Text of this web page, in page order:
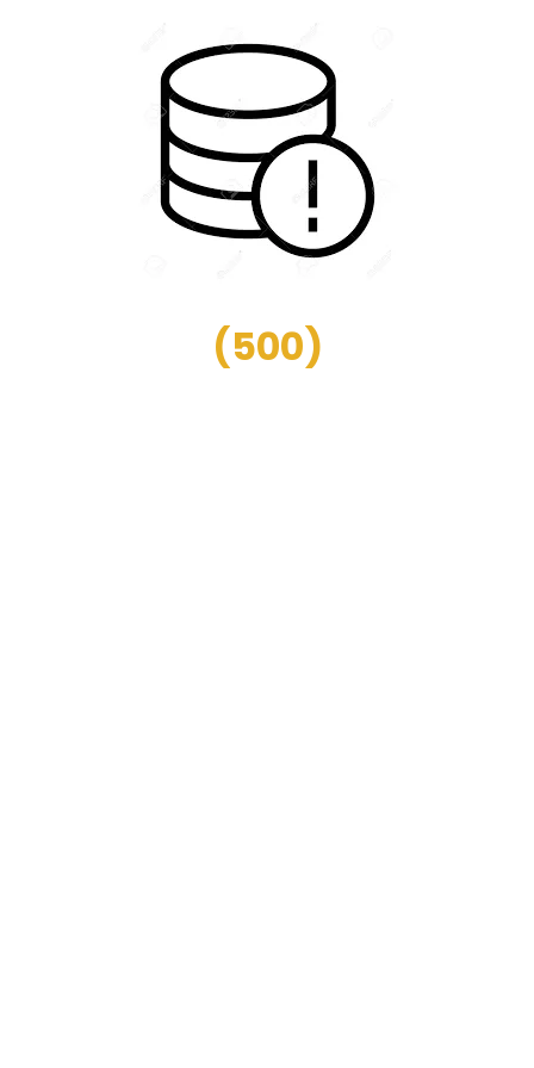
(500)